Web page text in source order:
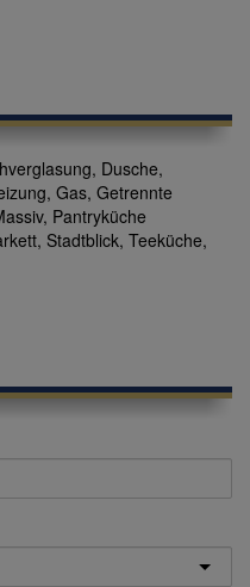
Dusche
Gas Getrennte
Pantryküche
Stadtblick Teeküche